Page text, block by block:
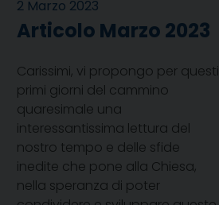
2 Marzo 2023
Articolo Marzo 2023
Carissimi, vi propongo per questi
primi giorni del cammino
quaresimale una
interessantissima lettura del
nostro tempo e delle sfide
inedite che pone alla Chiesa,
nella speranza di poter